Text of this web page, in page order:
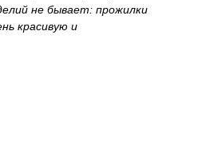
не бывает: прожилки
красивую и